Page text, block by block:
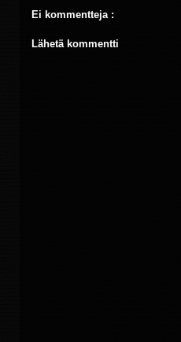
Ei kommentteja :
Lähetä kommentti